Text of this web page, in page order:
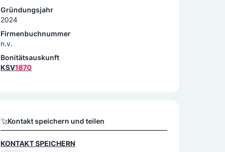
Gründungsjahr
2024
Firmenbuchnummer
n.v.
Bonitätsauskunft
KSV1870
Kontakt speichern und teilen
KONTAKT SPEICHERN